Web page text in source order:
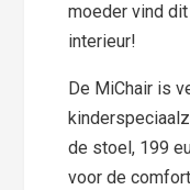
moeder vind
interieur!
De MiChair is
de stoel, 199
voor de